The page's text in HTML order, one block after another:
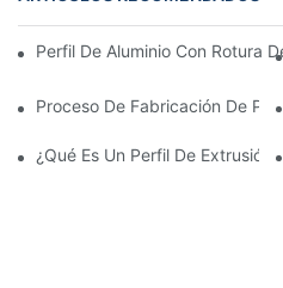
Perfil De Aluminio Con Rotura
Proceso De Fabricación De
¿Qué Es Un Perfil De Extrusión